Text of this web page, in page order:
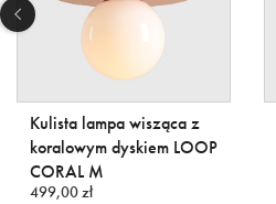
Kulista lampa wisząca z
koralowym dyskiem LOOP
CORAL M
499,00 zł